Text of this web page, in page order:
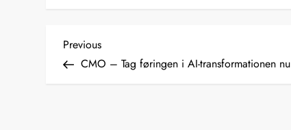
I
n
Previous
Post
Previous
CMO – Tag føringen i AI-transformationen nu